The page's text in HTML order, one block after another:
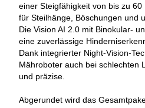
einer Steigfähigkeit von bis zu
für Steilhänge, Böschungen und
Die Vision AI 2.0 mit Binokular-
eine zuverlässige
Dank integrierter Night-Vision-
Mähroboter auch bei schlechten
und präzise.
Abgerundet wird das